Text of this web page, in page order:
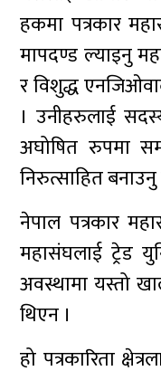
हकमा पत्रकार
मापदण्ड ल्याइनु
र विशुद्ध
। उनीहरुलाई
अघोषित रुपमा
निरुत्साहित बनाउनु
नेपाल पत्रकार
महासंघलाई ट्रेड
अवस्थामा यस्तो
थिएन ।
हो पत्रकारिता